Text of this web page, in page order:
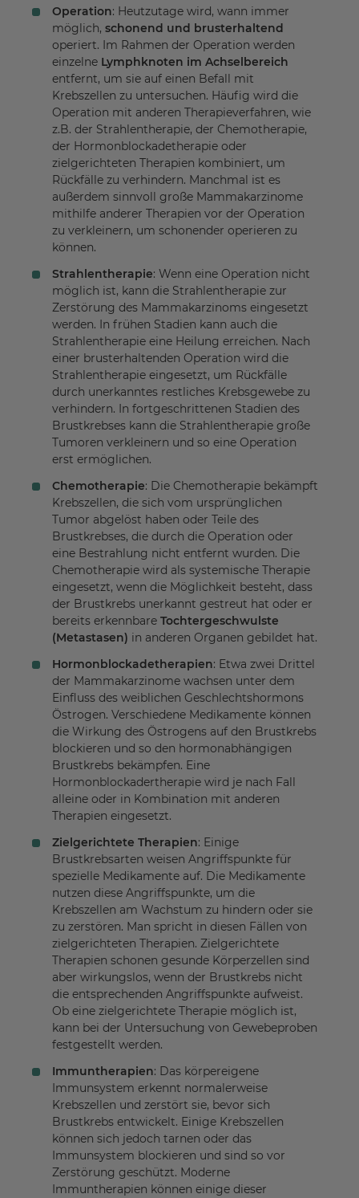
Operation: Heutzutage wird, wann immer
möglich, schonend und brusterhaltend
operiert. Im Rahmen der Operation werden
einzelne Lymphknoten im Achselbereich
entfernt, um sie auf einen Befall mit
Krebszellen zu untersuchen. Häufig wird die
Operation mit anderen Therapieverfahren, wie
z.B. der Strahlentherapie, der Chemotherapie,
der Hormonblockadetherapie oder
zielgerichteten Therapien kombiniert, um
Rückfälle zu verhindern. Manchmal ist es
außerdem sinnvoll große Mammakarzinome
mithilfe anderer Therapien vor der Operation
zu verkleinern, um schonender operieren zu
können.
Strahlentherapie: Wenn eine Operation nicht
möglich ist, kann die Strahlentherapie zur
Zerstörung des Mammakarzinoms eingesetzt
werden. In frühen Stadien kann auch die
Strahlentherapie eine Heilung erreichen. Nach
einer brusterhaltenden Operation wird die
Strahlentherapie eingesetzt, um Rückfälle
durch unerkanntes restliches Krebsgewebe zu
verhindern. In fortgeschrittenen Stadien des
Brustkrebses kann die Strahlentherapie große
Tumoren verkleinern und so eine Operation
erst ermöglichen.
Chemotherapie: Die Chemotherapie bekämpft
Krebszellen, die sich vom ursprünglichen
Tumor abgelöst haben oder Teile des
Brustkrebses, die durch die Operation oder
eine Bestrahlung nicht entfernt wurden. Die
Chemotherapie wird als systemische Therapie
eingesetzt, wenn die Möglichkeit besteht, dass
der Brustkrebs unerkannt gestreut hat oder er
bereits erkennbare Tochtergeschwulste
(Metastasen) in anderen Organen gebildet hat.
Hormonblockadetherapien: Etwa zwei Drittel
der Mammakarzinome wachsen unter dem
Einfluss des weiblichen Geschlechtshormons
Östrogen. Verschiedene Medikamente können
die Wirkung des Östrogens auf den Brustkrebs
blockieren und so den hormonabhängigen
Brustkrebs bekämpfen. Eine
Hormonblockadertherapie wird je nach Fall
alleine oder in Kombination mit anderen
Therapien eingesetzt.
Zielgerichtete Therapien: Einige
Brustkrebsarten weisen Angriffspunkte für
spezielle Medikamente auf. Die Medikamente
nutzen diese Angriffspunkte, um die
Krebszellen am Wachstum zu hindern oder sie
zu zerstören. Man spricht in diesen Fällen von
zielgerichteten Therapien. Zielgerichtete
Therapien schonen gesunde Körperzellen sind
aber wirkungslos, wenn der Brustkrebs nicht
die entsprechenden Angriffspunkte aufweist.
Ob eine zielgerichtete Therapie möglich ist,
kann bei der Untersuchung von Gewebeproben
festgestellt werden.
Immuntherapien: Das körpereigene
Immunsystem erkennt normalerweise
Krebszellen und zerstört sie, bevor sich
Brustkrebs entwickelt. Einige Krebszellen
können sich jedoch tarnen oder das
Immunsystem blockieren und sind so vor
Zerstörung geschützt. Moderne
Immuntherapien können einige dieser